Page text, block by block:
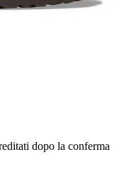
dopo la conferma